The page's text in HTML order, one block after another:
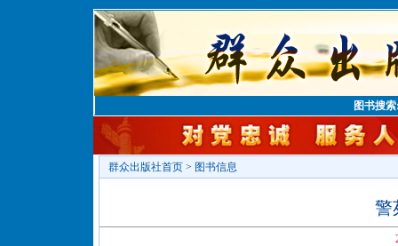
图书搜
群众出版社首页 > 图书信息
警